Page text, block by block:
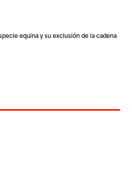
equina y su exclusión de la cadena